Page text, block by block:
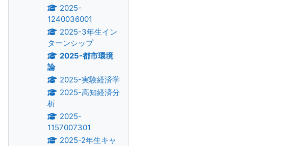
2025-
1240036001
2025-3年生イン
ターンシップ
2025-都市環境
論
2025-実験経済学
2025-高知経済分
析
2025-
1157007301
2025-2年生キャ